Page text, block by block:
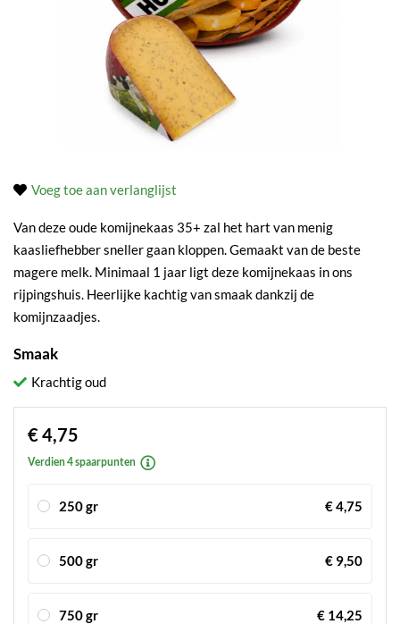
Voeg toe aan verlanglijst
Van deze oude komijnekaas 35+ zal het hart van menig
kaasliefhebber sneller gaan kloppen. Gemaakt van de beste
magere melk. Minimaal 1 jaar ligt deze komijnekaas in ons
rijpingshuis. Heerlijke kachtig van smaak dankzij de
komijnzaadjes.
Smaak
Krachtig oud
€ 4,75
Verdien 4 spaarpunten
250 gr € 4,75
500 gr € 9,50
750 gr € 14,25